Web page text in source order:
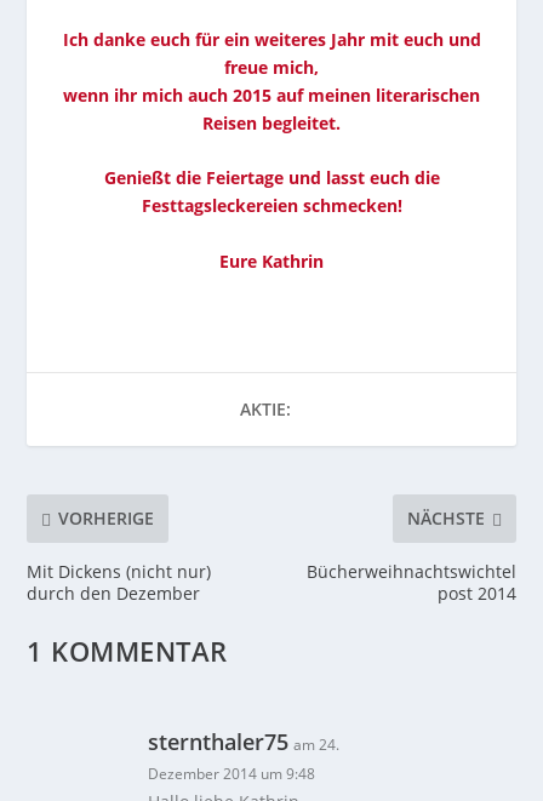
Ich danke euch für ein weiteres Jahr mit euch und
freue mich,
wenn ihr mich auch 2015 auf meinen literarischen
Reisen begleitet.
Genießt die Feiertage und lasst euch die
Festtagsleckereien schmecken!
Eure Kathrin
AKTIE:
VORHERIGE
Mit Dickens (nicht nur)
durch den Dezember
NÄCHSTE
Bücherweihnachtswichtel
post 2014
1 KOMMENTAR
sternthaler75 am 24.
Dezember 2014 um 9:48